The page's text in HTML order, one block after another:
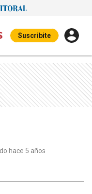
Suscribite
hace 5 años